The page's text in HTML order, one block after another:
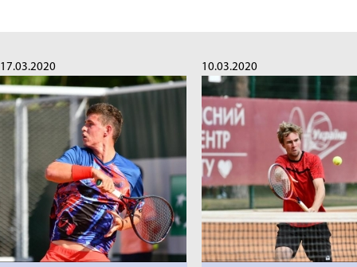
17.03.2020 10.03.2020